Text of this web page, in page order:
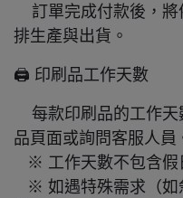
訂單完成付款後，將
排生產與出貨。
🖨️ 印刷品工作天數
每款印刷品的工作天
品頁面或詢問客服人員
※ 工作天數不包含假
※ 如遇特殊需求（如